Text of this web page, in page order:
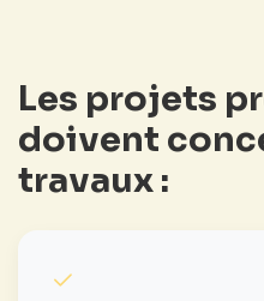
Les projets
doivent
travaux :